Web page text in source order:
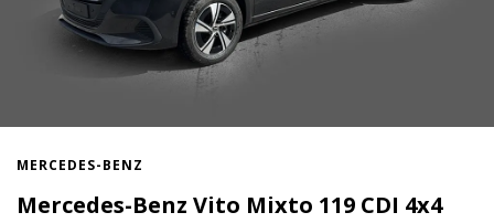
MERCEDES-BENZ
Mercedes-Benz Vito Mixto 119 CDI 4x4